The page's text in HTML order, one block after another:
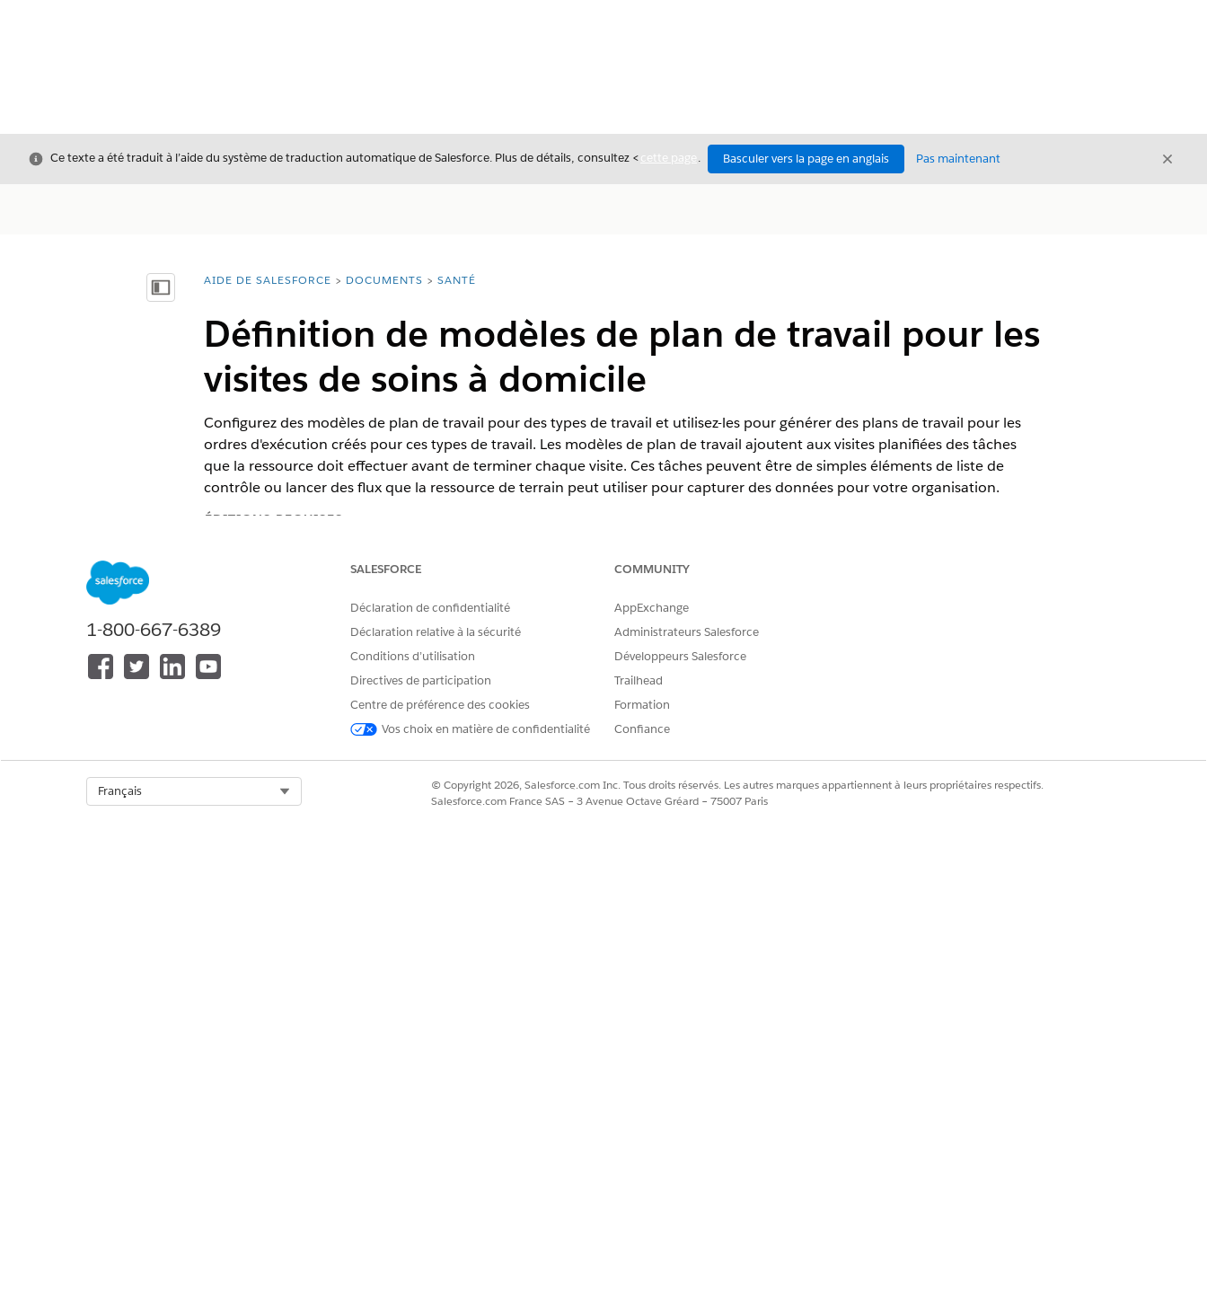
Fermer
Ce texte a été traduit à l’aide du système de traduction automatique de Salesforce. Plus de détails, consultez <cette page . Basculer vers la page en anglais Pas maintenant Fermer
Afficher la table des matières
Vous êtes ici :
AIDE DE SALESFORCE DOCUMENTS SANTÉ
Définition de modèles de plan de travail pour les
visites de soins à domicile
Configurez des modèles de plan de travail pour des types de travail et utilisez-les pour générer des plans de travail pour les
ordres d'exécution créés pour ces types de travail. Les modèles de plan de travail ajoutent aux visites planifiées des tâches
que la ressource doit effectuer avant de terminer chaque visite. Ces tâches peuvent être de simples éléments de liste de
contrôle ou lancer des flux que la ressource de terrain peut utiliser pour capturer des données pour votre organisation.
ÉDITIONS REQUISES
Disponible avec : éditions Enterprise avec Health Cloud, et la licence complémentaire Home Health
Activation des plans de travail pour Soins à domicile
Pour créer automatiquement des plans de travail à partir de modèles de plan de travail, vous devez au préalable activer le paramètre
Chaque enregistrement de modèle de plan de travail représente un groupe de tâches qu'une ressource sur site doit effectuer dans le
Créer des entrées Modèle de plan de travail pour Soins à domicile
Définition de règles de sélection de plan de travail pour Soins à domicile
1-800-667-6389
SALESFORCE
Déclaration de confidentialité
Déclaration relative à la sécurité
Conditions d’utilisation
Directives de participation
Centre de préférence des cookies
Vos choix en matière de confidentialité
COMMUNITY
AppExchange
Administrateurs Salesforce
Développeurs Salesforce
Trailhead
Formation
Confiance
Français
© Copyright 2026, Salesforce.com Inc. Tous droits réservés. Les autres marques appartiennent à leurs propriétaires respectifs.
Salesforce.com France SAS – 3 Avenue Octave Gréard – 75007 Paris